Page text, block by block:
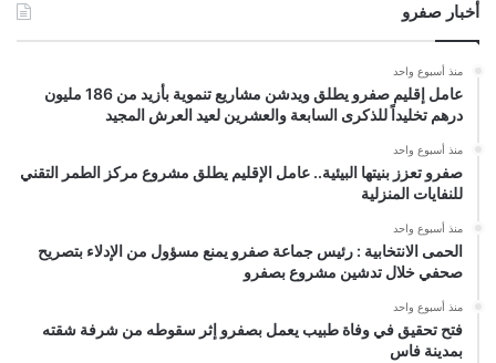
أخبار صفرو
منذ أسبوع واحد
عامل إقليم صفرو يطلق ويدشن مشاريع تنموية بأزيد من 186 مليون
درهم تخليداً للذكرى السابعة والعشرين لعيد العرش المجيد
منذ أسبوع واحد
صفرو تعزز بنيتها البيئية.. عامل الإقليم يطلق مشروع مركز الطمر التقني
للنفايات المنزلية
منذ أسبوع واحد
الحمى الانتخابية : رئيس جماعة صفرو يمنع مسؤول من الإدلاء بتصريح
صحفي خلال تدشين مشروع بصفرو
منذ أسبوع واحد
فتح تحقيق في وفاة طبيب يعمل بصفرو إثر سقوطه من شرفة شقته
بمدينة فاس